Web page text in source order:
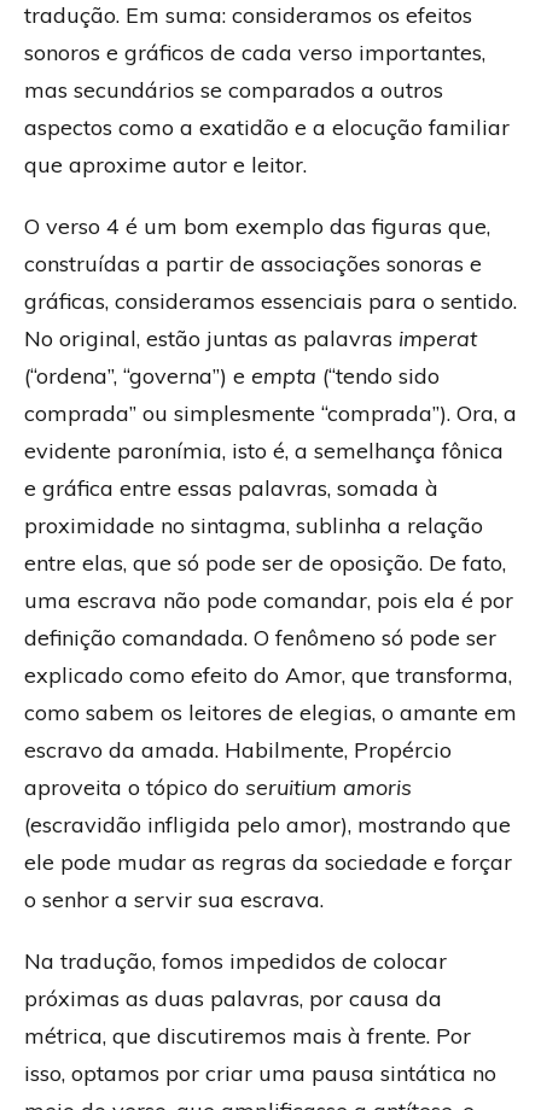
tradução. Em suma: consideramos os efeitos
sonoros e gráficos de cada verso importantes,
mas secundários se comparados a outros
aspectos como a exatidão e a elocução familiar
que aproxime autor e leitor.
O verso 4 é um bom exemplo das figuras que,
construídas a partir de associações sonoras e
gráficas, consideramos essenciais para o sentido.
No original, estão juntas as palavras imperat
(“ordena”, “governa”) e empta (“tendo sido
comprada” ou simplesmente “comprada”). Ora, a
evidente paronímia, isto é, a semelhança fônica
e gráfica entre essas palavras, somada à
proximidade no sintagma, sublinha a relação
entre elas, que só pode ser de oposição. De fato,
uma escrava não pode comandar, pois ela é por
definição comandada. O fenômeno só pode ser
explicado como efeito do Amor, que transforma,
como sabem os leitores de elegias, o amante em
escravo da amada. Habilmente, Propércio
aproveita o tópico do seruitium amoris
(escravidão infligida pelo amor), mostrando que
ele pode mudar as regras da sociedade e forçar
o senhor a servir sua escrava.
Na tradução, fomos impedidos de colocar
próximas as duas palavras, por causa da
métrica, que discutiremos mais à frente. Por
isso, optamos por criar uma pausa sintática no